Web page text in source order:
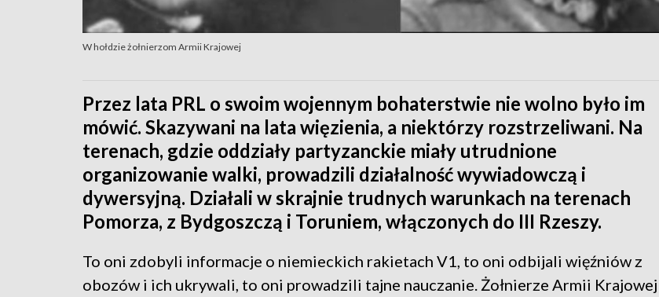
W hołdzie żołnierzom Armii Krajowej
Przez lata PRL o swoim wojennym bohaterstwie nie wolno było im
mówić. Skazywani na lata więzienia, a niektórzy rozstrzeliwani. Na
terenach, gdzie oddziały partyzanckie miały utrudnione
organizowanie walki, prowadzili działalność wywiadowczą i
dywersyjną. Działali w skrajnie trudnych warunkach na terenach
Pomorza, z Bydgoszczą i Toruniem, włączonych do III Rzeszy.
To oni zdobyli informacje o niemieckich rakietach V1, to oni odbijali więźniów z
obozów i ich ukrywali, to oni prowadzili tajne nauczanie. Żołnierze Armii Krajowej